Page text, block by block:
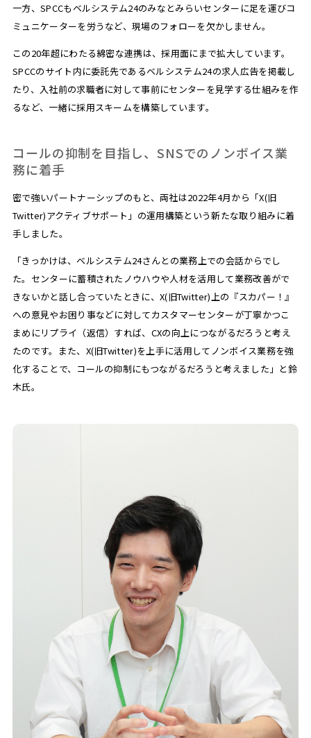
一方、SPCCもベルシステム24のみなとみらいセンターに足を運びコ
ミュニケーターを労うなど、現場のフォローを欠かしません。
この20年超にわたる綿密な連携は、採用面にまで拡大しています。
SPCCのサイト内に委託先であるベルシステム24の求人広告を掲載し
たり、入社前の求職者に対して事前にセンターを見学する仕組みを作
るなど、一緒に採用スキームを構築しています。
コールの抑制を目指し、SNSでのノンボイス業
務に着手
密で強いパートナーシップのもと、両社は2022年4月から「X(旧
Twitter)アクティブサポート」の運用構築という新たな取り組みに着
手しました。
「きっかけは、ベルシステム24さんとの業務上での会話からでし
た。センターに蓄積されたノウハウや人材を活用して業務改善がで
きないかと話し合っていたときに、X(旧Twitter)上の『スカパー！』
への意見やお困り事などに対してカスタマーセンターが丁寧かつこ
まめにリプライ（返信）すれば、CXの向上につながるだろうと考え
たのです。また、X(旧Twitter)を上手に活用してノンボイス業務を強
化することで、コールの抑制にもつながるだろうと考えました」と鈴
木氏。